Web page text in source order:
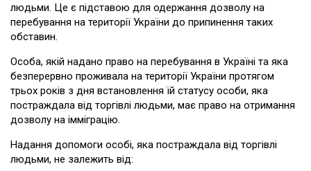
людьми. Це є підставою для одержання дозволу на
перебування на території України до припинення таких
обставин.
Особа, якій надано право на перебування в Україні та яка
безперервно проживала на території України протягом
трьох років з дня встановлення їй статусу особи, яка
постраждала від торгівлі людьми, має право на отримання
дозволу на імміграцію.
Надання допомоги особі, яка постраждала від торгівлі
людьми, не залежить від: